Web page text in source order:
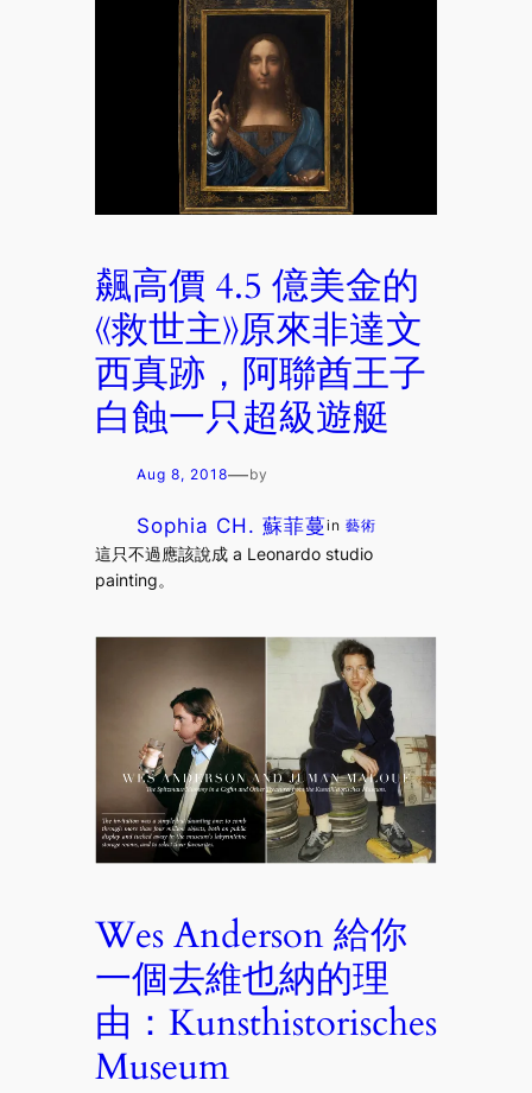
飆高價 4.5 億美金的
《救世主》原來非達文
西真跡，阿聯酋王子
白蝕一只超級遊艇
Aug 8, 2018—by
Sophia CH. 蘇菲蔓in藝術
這只不過應該說成 a Leonardo studio
painting。
Wes Anderson 給你
一個去維也納的理
由：Kunsthistorisches
Museum